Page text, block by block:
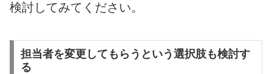
検討してみてください。
担当者を変更してもらうという選択肢も検討す
る